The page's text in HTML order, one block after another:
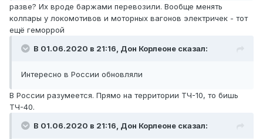
разве? Их вроде баржами перевозили. Вообще менять
колпары у локомотивов и моторных вагонов электричек - тот
ещё геморрой
В 01.06.2020 в 21:16, Дон Корлеоне сказал:
Интересно в России обновляли
В России разумеется. Прямо на территории ТЧ-10, то бишь
ТЧ-40.
В 01.06.2020 в 21:16, Дон Корлеоне сказал: